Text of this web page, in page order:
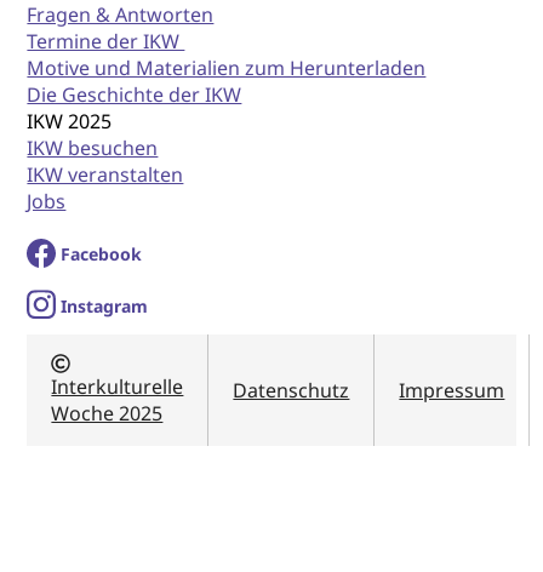
Fragen & Antworten
Termine der IKW
Motive und Materialien zum Herunterladen
Die Geschichte der IKW
IKW 2025
IKW besuchen
IKW veranstalten
Jobs
Facebook
Instagram
Interkulturelle
Woche 2025
Datenschutz Impressum